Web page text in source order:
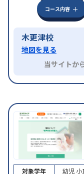
コース内容
木更津校
地図を見る
当サイトか
対象学年 幼児 小